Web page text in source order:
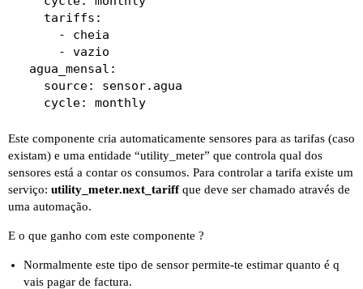
    tariffs:
      - cheia
      - vazio
  agua_mensal:
    source: sensor.agua
    cycle: monthly
Este componente cria automaticamente sensores para as tarifas (caso
existam) e uma entidade “utility_meter” que controla qual dos
sensores está a contar os consumos. Para controlar a tarifa existe um
serviço: utility_meter.next_tariffque deve ser chamado através de
uma automação.
E o que ganho com este componente ?
Normalmente este tipo de sensor permite-te estimar quanto é q
vais pagar de factura.